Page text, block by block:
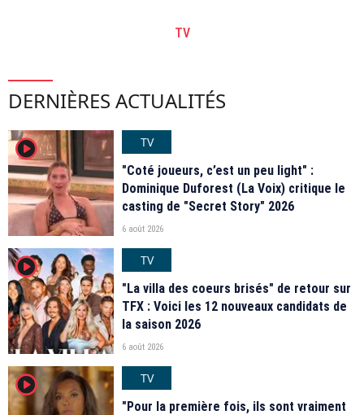
TV
DERNIÈRES ACTUALITÉS
player2
TV
"Coté joueurs, c’est un peu light" :
Dominique Duforest (La Voix) critique le
casting de "Secret Story" 2026
6 août 2026
player2
TV
"La villa des coeurs brisés" de retour sur
TFX : Voici les 12 nouveaux candidats de
la saison 2026
6 août 2026
player2
TV
"Pour la première fois, ils sont vraiment